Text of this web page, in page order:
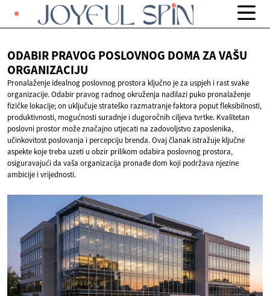
ODABIR PRAVOG POSLOVNOG DOMA ZAVAŠU
ORGANIZACIJU
Pronalaženje idealnog poslovnog prostora ključno je za uspjeh i rast svake
organizacije. Odabir pravog radnog okruženja nadilazi puko pronalaženje
fizičke lokacije; on uključuje strateško razmatranje faktora poput fleksibilnosti,
produktivnosti, mogućnosti suradnje i dugoročnih ciljeva tvrtke. Kvalitetan
poslovni prostor može značajno utjecati na zadovoljstvo zaposlenika,
učinkovitost poslovanja i percepciju brenda. Ovaj članak istražuje ključne
aspekte koje treba uzeti u obzir prilikom odabira poslovnog prostora,
osiguravajući da vaša organizacija pronađe dom koji podržava njezine
ambicije i vrijednosti.